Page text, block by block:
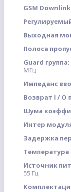
GSM
Выходная
Полоса
Guard группа:
МГц
Импеданс
Возврат I / O
Шума
Интер
Задержка
Источник
55 Гц